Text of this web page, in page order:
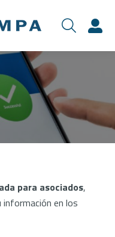
para asociados,
en los